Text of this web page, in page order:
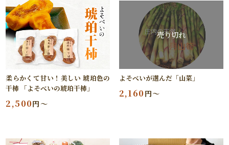
柔らかくて甘い！美しい 琥珀色の
干柿 「よそべいの琥珀干柿」
2,500円～
売り切れ
よそべいが選んだ「山菜」
2,160円～